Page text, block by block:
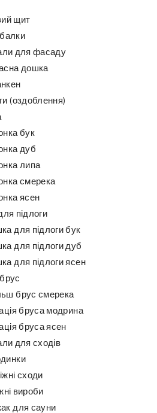
щит
для фасаду
дошка
(оздоблення)
бук
дуб
липа
смерека
ясен
підлоги
для підлоги бук
для підлоги дуб
для підлоги ясен
брус смерека
бруса модрина
бруса ясен
для сходів
сходи
вироби
для сауни